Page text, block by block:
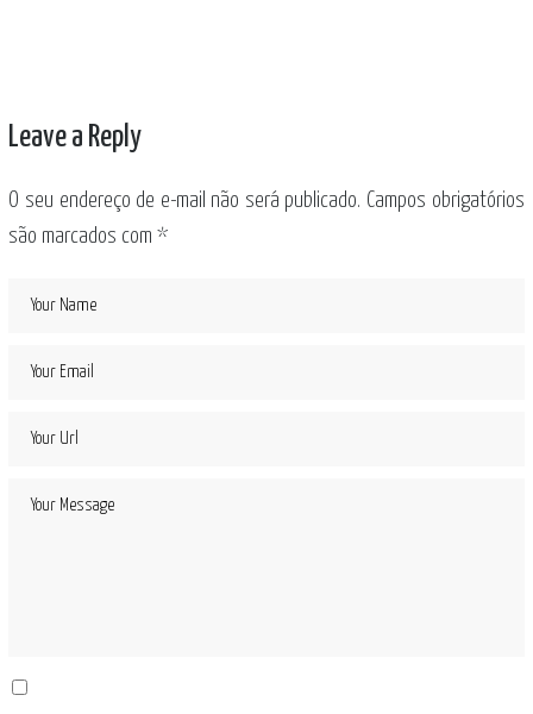
Leave a Reply
O seu endereço de e-mail não será publicado. Campos obrigatórios
são marcados com*